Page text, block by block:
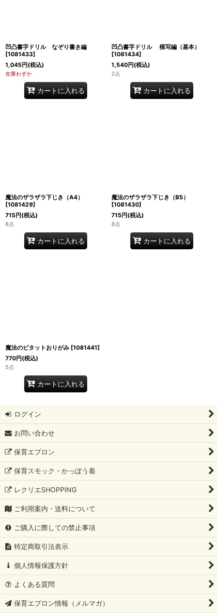
凹凸書字ドリル なぞり書き編
[1081433]
1,045円(税込)
在庫わずか
カートに入れる
凹凸書字ドリル 模写編（基本）
[1081434]
1,540円(税込)
2点
カートに入れる
魔法のザラザラ下じき（A4）
[1081429]
715円(税込)
8点
カートに入れる
魔法のザラザラ下じき（B5）
[1081430]
715円(税込)
8点
カートに入れる
魔法のピタットおりがみ [1081441]
770円(税込)
5点
カートに入れる
ログイン
お問い合わせ
保育エプロン
保育スモック・かっぽう着
レクリエSHOPPING
ご利用案内・送料について
ご購入に際しての禁止事項
特定商取引法表示
個人情報保護方針
よくある質問
保育エプロン情報（メルマガ）